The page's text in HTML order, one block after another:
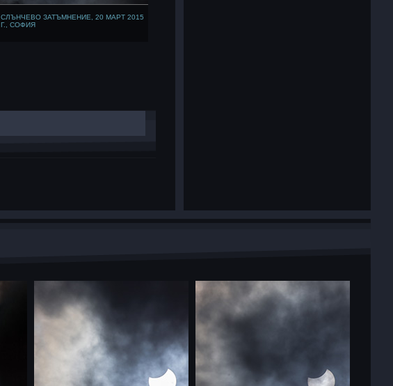
СЛЪНЧЕВО ЗАТЪМНЕНИЕ, 20 МАРТ 2015
Г., СОФИЯ